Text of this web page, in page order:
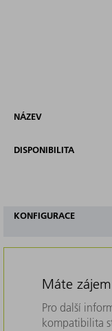
NÁZEV
DISPONIBILITA
KONFIGURACE
Máte
Pro další
kompatibilita